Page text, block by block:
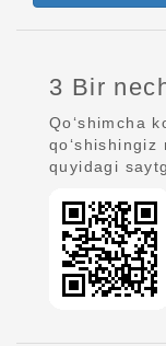
3 Bir
Qo‘shimcha
qo‘shishingiz
quyidagi